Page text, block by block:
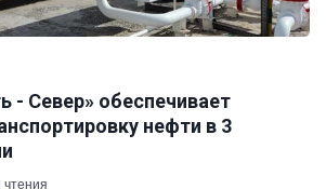
- Север» обеспечивает
нефти в 3
чтения